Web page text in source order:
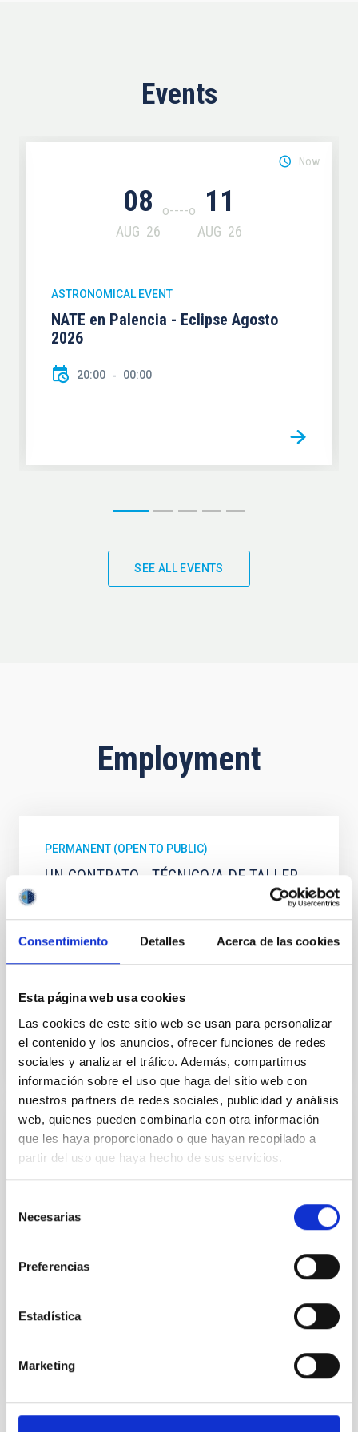
Consentimiento Detalles Acerca de las cookies
Esta página web usa cookies
Las cookies de este sitio web se usan para personalizar
el contenido y los anuncios, ofrecer funciones de redes
sociales y analizar el tráfico. Además, compartimos
información sobre el uso que haga del sitio web con
nuestros partners de redes sociales, publicidad y análisis
web, quienes pueden combinarla con otra información
que les haya proporcionado o que hayan recopilado a
partir del uso que haya hecho de sus servicios.
Necesarias
Preferencias
Estadística
Marketing
Events
08
AUG 26
11
AUG 26
Now
ASTRONOMICAL EVENT
NATE en Palencia - Eclipse Agosto
2026
20:00 00:00
SEE ALL EVENTS
Employment
PERMANENT (OPEN TO PUBLIC)
UN CONTRATO - TÉCNICO/A DE TALLER -
LABORAL - PS-2026-032
Se convoca proceso selectivo para el ingreso, como
personal laboral fijo, de un puesto de trabajo con la
al Convenio y que tendrá, entre otras
PERMANENT (OPEN TO PUBLIC)
UN CONTRATO - TÉCNICO/A
MANTENIMIENTO GENERAL
OBSERVATORIOS (ORM-LA PALMA) - FIJO
LABORAL -PS-2026-031
Se convoca proceso selectivo para el ingreso, como
personal laboral fijo, de un puesto de trabajo con la